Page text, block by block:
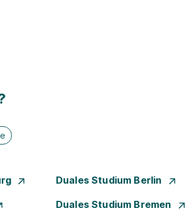
Duales Studium Berlin
Duales Studium Bremen